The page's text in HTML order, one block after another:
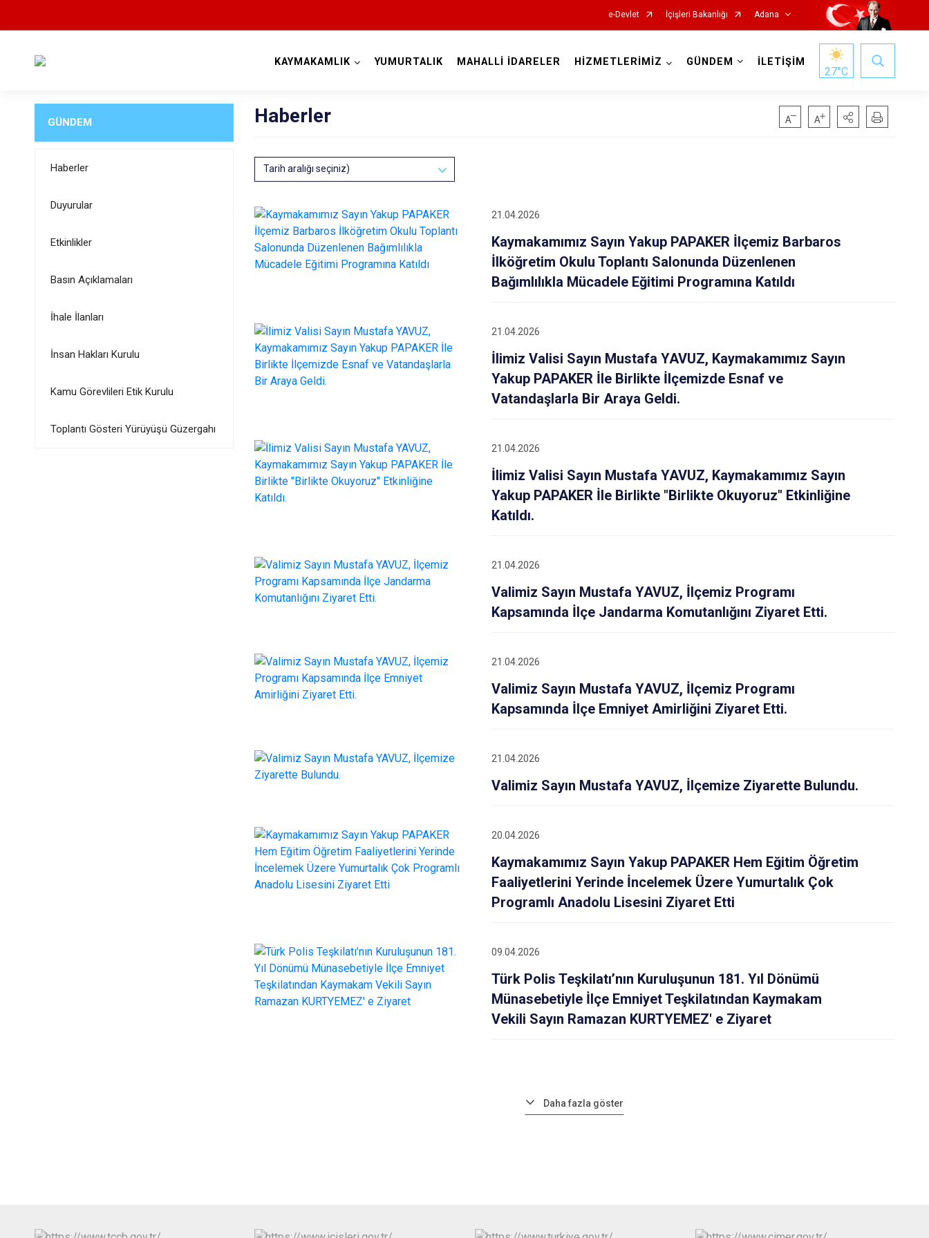
e-Devlet İçişleri Bakanlığı Adana
İmamoğlu
Pozantı
Tufanbeyli
Yumurtalık
KAYMAKAMLIK YUMURTALIK MAHALLİ İDARELER HİZMETLERİMİZ GÜNDEM İLETİŞİM
27°C
GÜNDEM
Haberler
Duyurular
Etkinlikler
Basın Açıklamaları
İhale İlanları
İnsan Hakları Kurulu
Kamu Görevlileri Etik Kurulu
Toplantı Gösteri Yürüyüşü Güzergahı
Haberler
Tarih aralığı seçiniz)
21.04.2026
Kaymakamımız Sayın Yakup PAPAKER İlçemiz Barbaros
İlköğretim Okulu Toplantı Salonunda Düzenlenen
Bağımlılıkla Mücadele Eğitimi Programına Katıldı
21.04.2026
İlimiz Valisi Sayın Mustafa YAVUZ, Kaymakamımız Sayın
Yakup PAPAKER İle Birlikte İlçemizde Esnaf ve
Vatandaşlarla Bir Araya Geldi.
21.04.2026
İlimiz Valisi Sayın Mustafa YAVUZ, Kaymakamımız Sayın
Yakup PAPAKER İle Birlikte "Birlikte Okuyoruz" Etkinliğine
Katıldı.
21.04.2026
Valimiz Sayın Mustafa YAVUZ, İlçemiz Programı
Kapsamında İlçe Jandarma Komutanlığını Ziyaret Etti.
21.04.2026
Valimiz Sayın Mustafa YAVUZ, İlçemiz Programı
Kapsamında İlçe Emniyet Amirliğini Ziyaret Etti.
21.04.2026
Valimiz Sayın Mustafa YAVUZ, İlçemize Ziyarette Bulundu.
20.04.2026
Kaymakamımız Sayın Yakup PAPAKER Hem Eğitim Öğretim
Faaliyetlerini Yerinde İncelemek Üzere Yumurtalık Çok
Programlı Anadolu Lisesini Ziyaret Etti
09.04.2026
Türk Polis Teşkilatı’nın Kuruluşunun 181. Yıl Dönümü
Münasebetiyle İlçe Emniyet Teşkilatından Kaymakam
Vekili Sayın Ramazan KURTYEMEZ' e Ziyaret
Daha fazla göster